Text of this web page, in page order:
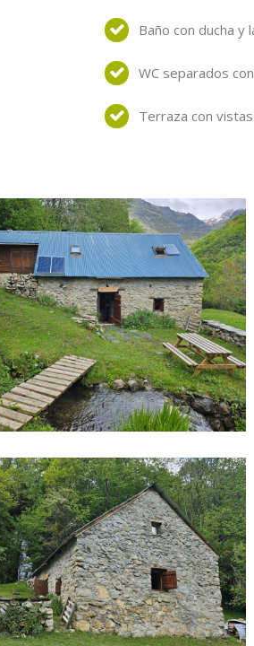
Baño con ducha y
WC separados
Terraza con